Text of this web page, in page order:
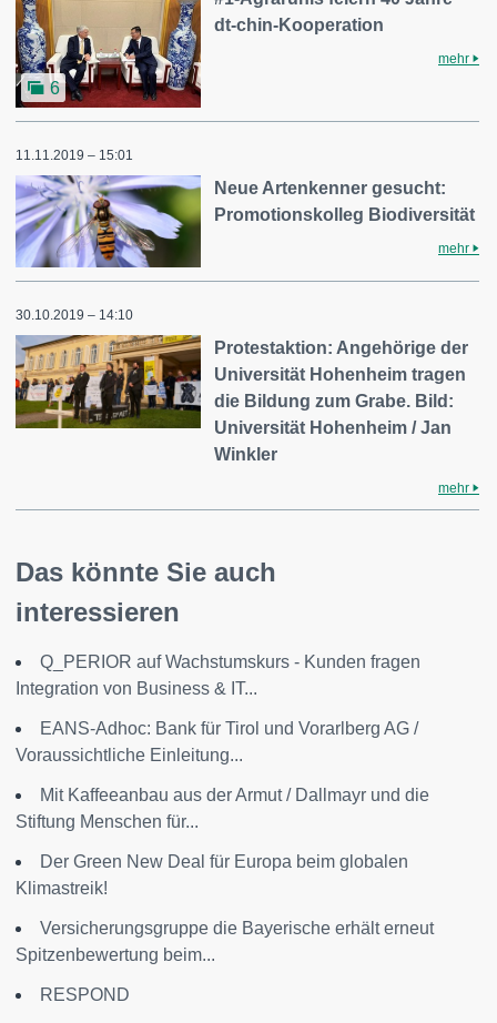
6
dt-chin-Kooperation
mehr
11.11.2019 – 15:01
Neue Artenkenner gesucht:
Promotionskolleg Biodiversität
mehr
30.10.2019 – 14:10
Protestaktion: Angehörige der
Universität Hohenheim tragen
die Bildung zum Grabe. Bild:
Universität Hohenheim / Jan
Winkler
mehr
Das könnte Sie auch
interessieren
Q_PERIOR auf Wachstumskurs - Kunden fragen
Integration von Business & IT...
EANS-Adhoc: Bank für Tirol und Vorarlberg AG /
Voraussichtliche Einleitung...
Mit Kaffeeanbau aus der Armut / Dallmayr und die
Stiftung Menschen für...
Der Green New Deal für Europa beim globalen
Klimastreik!
Versicherungsgruppe die Bayerische erhält erneut
Spitzenbewertung beim...
RESPOND